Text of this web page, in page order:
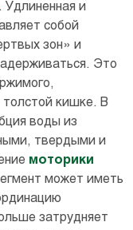
. Удлиненная и
собой
зон» и
Это
толстой кишке. В
воды из
твердыми и
моторики
может иметь
затрудняет